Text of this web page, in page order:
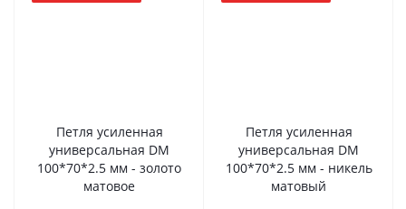
Петля усиленная
универсальная DM
100*70*2.5 мм - золото
матовое
Петля усиленная
универсальная DM
100*70*2.5 мм - никель
матовый